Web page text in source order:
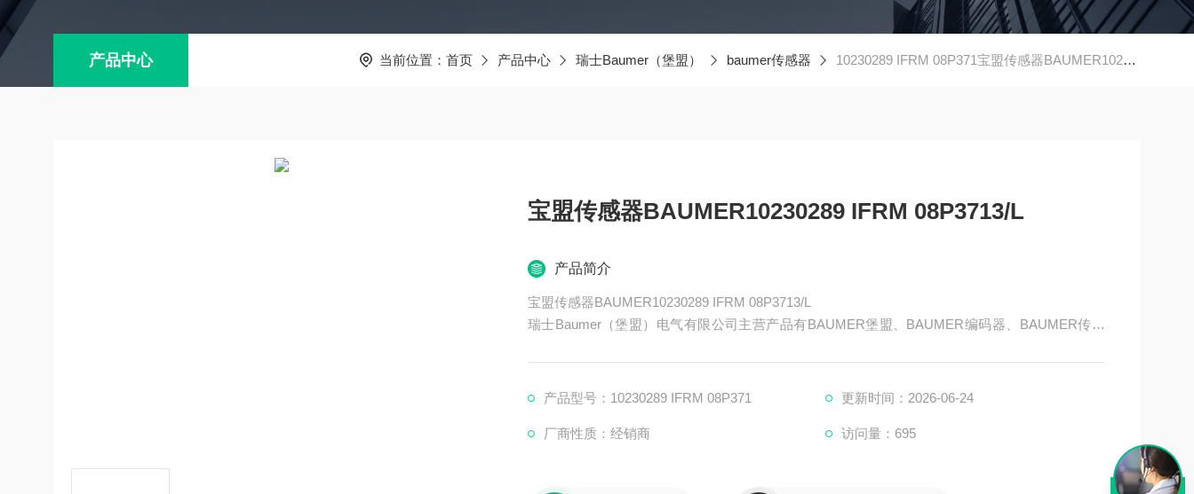
产品中心 当前位置： 首页 产品中心 瑞士Baumer（堡盟） baumer传感器 10230289 IFRM 08P371宝盟传感器BAUMER10230289 IFRM 08P3713/L
宝盟传感器BAUMER10230289 IFRM 08P3713/L
产品简介
宝盟传感器BAUMER10230289 IFRM 08P3713/L
瑞士Baumer（堡盟）电气有限公司主营产品有BAUMER堡盟、BAUMER编码器、BAUMER传感
产品型号：10230289 IFRM 08P371
更新时间：2026-06-24
厂商性质：经销商 访问量：695